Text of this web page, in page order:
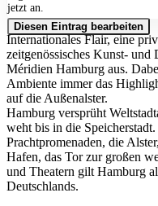
jetzt an.
Diesen Eintrag bearbeiten
Internationales Flair, eine
zeitgenössisches Kunst- und
Méridien Hamburg aus.
Ambiente immer das
auf die Außenalster.
Hamburg versprüht
weht bis in die
Prachtpromenaden, die
Hafen, das Tor zur großen
und Theatern gilt Hamburg
Deutschlands.